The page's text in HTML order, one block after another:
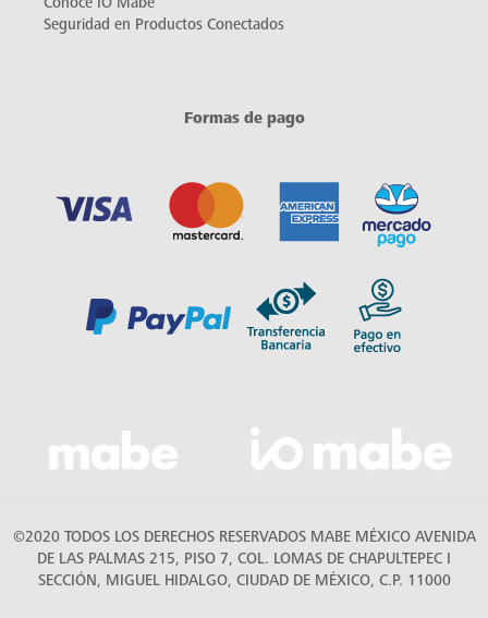
Seguridad en Productos Conectados
Formas de pago
©2020 TODOS LOS DERECHOS RESERVADOS MABE MÉXICO AVENIDA
DE LAS PALMAS 215, PISO 7, COL. LOMAS DE CHAPULTEPEC I
SECCIÓN, MIGUEL HIDALGO, CIUDAD DE MÉXICO, C.P. 11000